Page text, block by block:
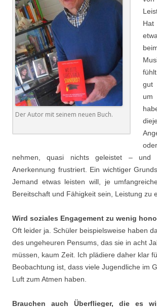
Der Autor mit seinem neuen Buch.
gut
um
nehmen, quasi nichts geleistet – und
Anerkennung frustriert. Ein wichtiger
Jemand etwas leisten will, je
Bereitschaft und Fähigkeit sein, Leistung zu
Wird soziales Engagement zu wenig
Oft leider ja. Schüler beispielsweise haben
des ungeheuren Pensums, das sie in acht
müssen, kaum Zeit. Ich plädiere daher klar
Beobachtung ist, dass viele Jugendliche im
Luft zum Atmen haben.
Brauchen auch Überflieger, die es